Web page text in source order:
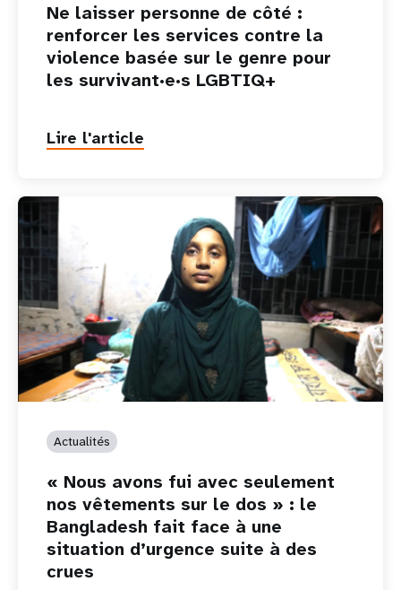
Ne laisser personne de côté :
renforcer les services contre la
violence basée sur le genre pour
les survivant·e·s LGBTIQ+
Lire l'article
Actualités
« Nous avons fui avec seulement
nos vêtements sur le dos » : le
Bangladesh fait face à une
situation d’urgence suite à des
crues